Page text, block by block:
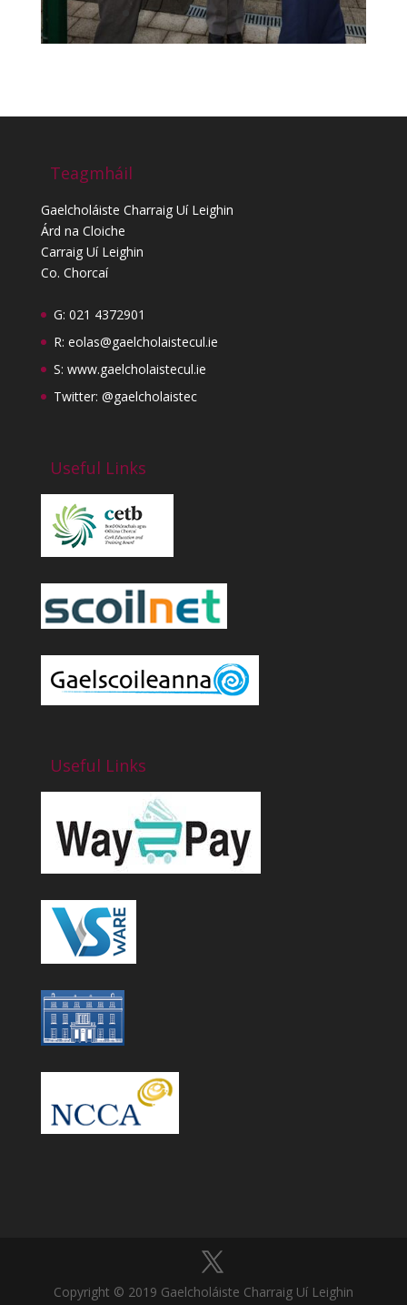
Teagmháil
Gaelcholáiste Charraig Uí Leighin
Árd na Cloiche
Carraig Uí Leighin
Co. Chorcaí
G: 021 4372901
R: eolas@gaelcholaistecul.ie
S: www.gaelcholaistecul.ie
Twitter: @gaelcholaistec
Useful Links
Useful Links
Copyright © 2019 Gaelcholáiste Charraig Uí Leighin